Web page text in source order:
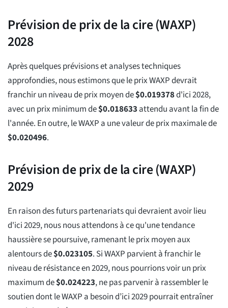
Prévision de prix de la cire (WAXP)
2028
Après quelques prévisions et analyses techniques
approfondies, nous estimons que le prix WAXP devrait
franchir un niveau de prix moyen de$0.019378d'ici 2028,
avec un prix minimum de$0.018633 attendu avant la fin de
l'année. En outre, le WAXP a une valeur de prix maximale de
$0.020496.
Prévision de prix de la cire (WAXP)
2029
En raison des futurs partenariats qui devraient avoir lieu
d'ici 2029, nous nous attendons à ce qu'une tendance
haussière se poursuive, ramenant le prix moyen aux
alentours de$0.023105. Si WAXP parvient à franchir le
niveau de résistance en 2029, nous pourrions voir un prix
maximum de$0.024223, ne pas parvenir à rassembler le
soutien dont le WAXP a besoin d’ici 2029 pourrait entraîner